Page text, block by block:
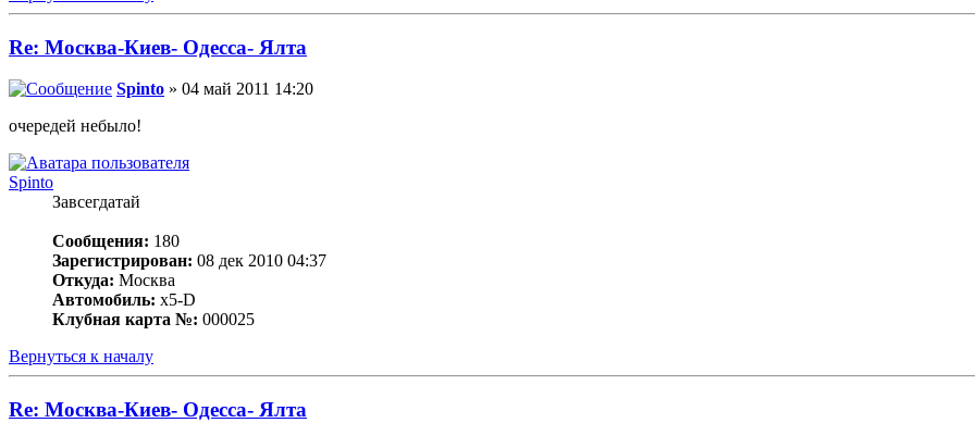
Re: Москва-Киев- Одесса- Ялта
Spinto » 04 май 2011 14:20
очередей небыло!
Spinto
Завсегдатай
Сообщения: 180
Зарегистрирован: 08 дек 2010 04:37
Откуда: Москва
Автомобиль: x5-D
Клубная карта №: 000025
Вернуться к началу
Re: Москва-Киев- Одесса- Ялта